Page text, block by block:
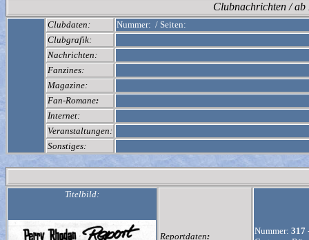
Clubnachrichten / ab
Clubdaten: Nummer: / Seiten:
Clubgrafik:
Nachrichten:
Fanzines:
Magazine:
Fan-Romane:
Internet:
Veranstaltungen:
Sonstiges:
Titelbild:
Reportdaten:
Nummer: 317